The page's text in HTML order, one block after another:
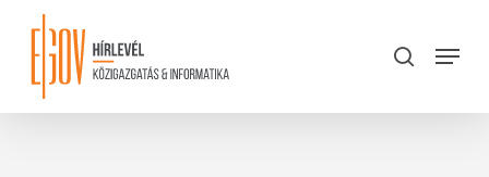
content
search
Menu
Close